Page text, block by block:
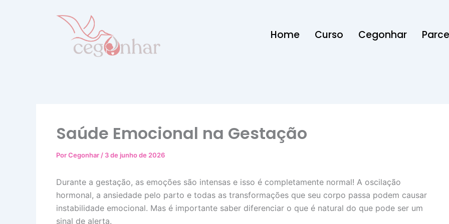
Home Curso Cegonhar
Saúde Emocional na Gestação
PorCegonhar / 3 de junho de 2026
Durante a gestação, as emoções são intensas e isso é completamente normal! A oscilação
hormonal, a ansiedade pelo parto e todas as transformações que seu corpo passa podem causar
instabilidade emocional. Mas é importante saber diferenciar o que é natural do que pode ser um
sinal de alerta.